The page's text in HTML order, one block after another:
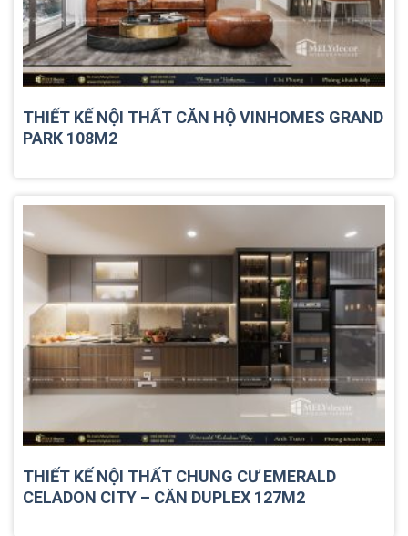
THIẾT KẾ NỘI THẤT CĂN HỘ VINHOMES GRAND
PARK 108M2
THIẾT KẾ NỘI THẤT CHUNG CƯ EMERALD
CELADON CITY – CĂN DUPLEX 127M2